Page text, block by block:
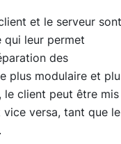
et le serveur sont
qui leur permet
des
plus modulaire et
le client peut être
versa, tant que le